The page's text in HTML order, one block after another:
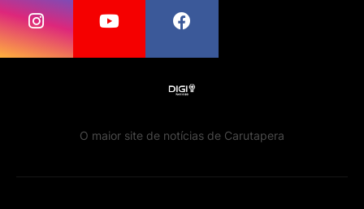
O maior site de notícias de Carutapera